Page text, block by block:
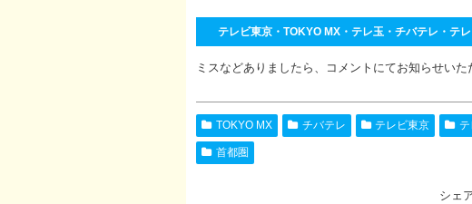
テレビ東京・TOKYO MX・テレ玉・チバテレ・テ
ミスなどありましたら、コメントにてお知らせいた
TOKYO MX チバテレ テレビ東京
首都圏
シェ